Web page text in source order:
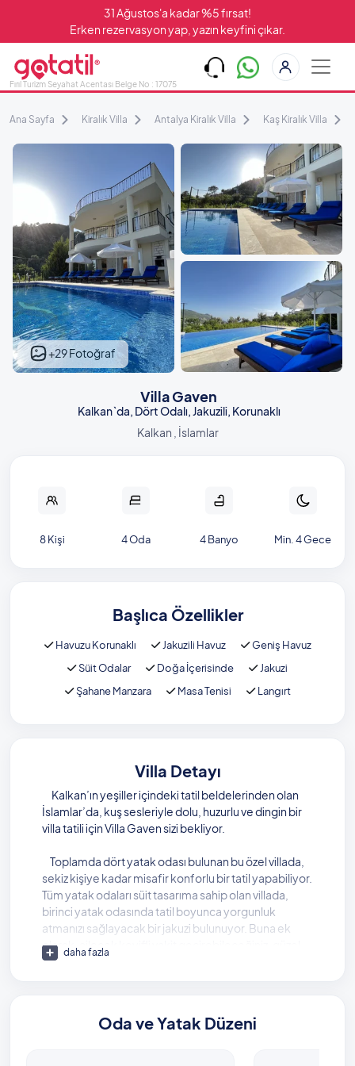
31 Ağustos'a kadar %5 fırsat!
Erken rezervasyon yap, yazın keyfini çıkar.
Fırıl Turizm Seyahat Acentası Belge No : 17075
Ana Sayfa Kiralık Villa Antalya Kiralık Villa Kaş Kiralık Villa
Villa Gaven
Kalkan`da, Dört Odalı, Jakuzili, Korunaklı
Kalkan , İslamlar
+29 Fotoğraf
8 Kişi 4 Oda 4 Banyo Min. 4 Gece
Başlıca Özellikler
Havuzu Korunaklı Jakuzili Havuz
Geniş Havuz
Süit Odalar
Doğa İçerisinde
Jakuzi
Şahane Manzara
Masa Tenisi Langırt
Villa Detayı
Kalkan’ın yeşiller içindeki tatil beldelerinden olan
İslamlar’da, kuş sesleriyle dolu, huzurlu ve dingin bir
villa tatili için Villa Gaven sizi bekliyor.
Toplamda dört yatak odası bulunan bu özel villada,
sekiz kişiye kadar misafir konforlu bir tatil yapabiliyor.
Tüm yatak odaları süit tasarıma sahip olan villada,
birinci yatak odasında tatil boyunca yorgunluk
atmanızı sağlayacak bir jakuzi bulunuyor. Buna ek
olarak, ailecek keyifli vakit geçirebileceğiniz, güzel
anılar biriktireceğiniz bir tenis ve langırt masası da
daha fazla
Oda ve Yatak Düzeni